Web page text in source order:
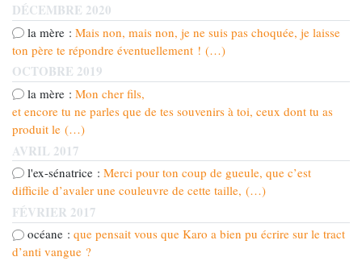
DÉCEMBRE 2020
la mère : Mais non, mais non, je ne suis pas choquée, je laisse
ton père te répondre éventuellement ! (…)
OCTOBRE 2019
la mère : Mon cher fils,
et encore tu ne parles que de tes souvenirs à toi, ceux dont tu as
produit le (…)
AVRIL 2017
l'ex-sénatrice : Merci pour ton coup de gueule, que c’est
difficile d’avaler une couleuvre de cette taille, (…)
FÉVRIER 2017
océane : que pensait vous que Karo a bien pu écrire sur le tract
d’anti vangue ?